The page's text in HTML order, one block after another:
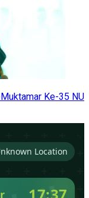
Ke-35 NU